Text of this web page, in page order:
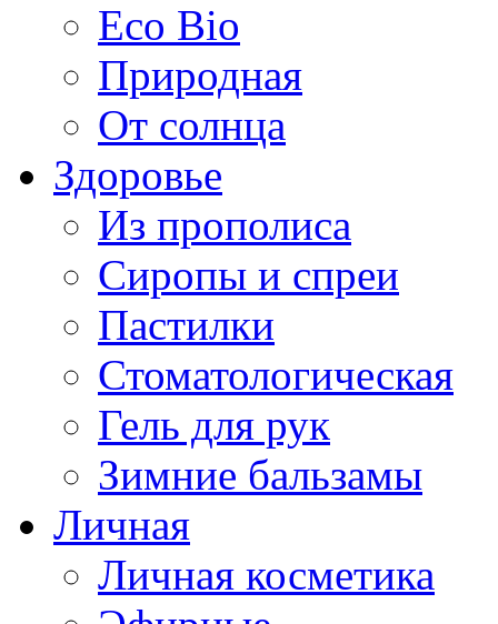
Eco Bio
Природная
От солнца
Здоровье
Из прополиса
Сиропы и спреи
Пастилки
Стоматологическая
Гель для рук
Зимние бальзамы
Личная
Личная косметика